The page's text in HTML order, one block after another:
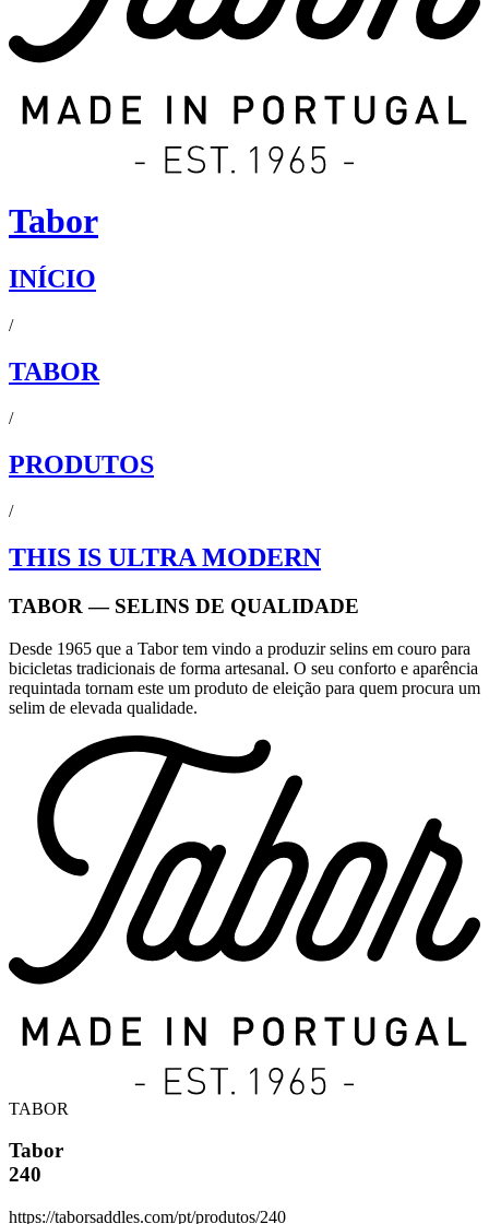
Tabor
INÍCIO
/
TABOR
/
PRODUTOS
/
THIS IS ULTRA MODERN
TABOR — SELINS DE QUALIDADE
Desde 1965 que a Tabor tem vindo a produzir selins em couro para
bicicletas tradicionais de forma artesanal. O seu conforto e aparência
requintada tornam este um produto de eleição para quem procura um
selim de elevada qualidade.
TABOR
Tabor
240
https://taborsaddles.com/pt/produtos/240